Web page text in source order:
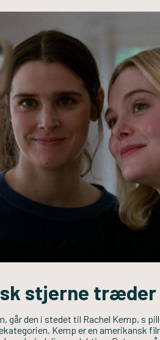
stjerne
går den i stedet til Rachel Kemp, s
Kemp er en amerikansk